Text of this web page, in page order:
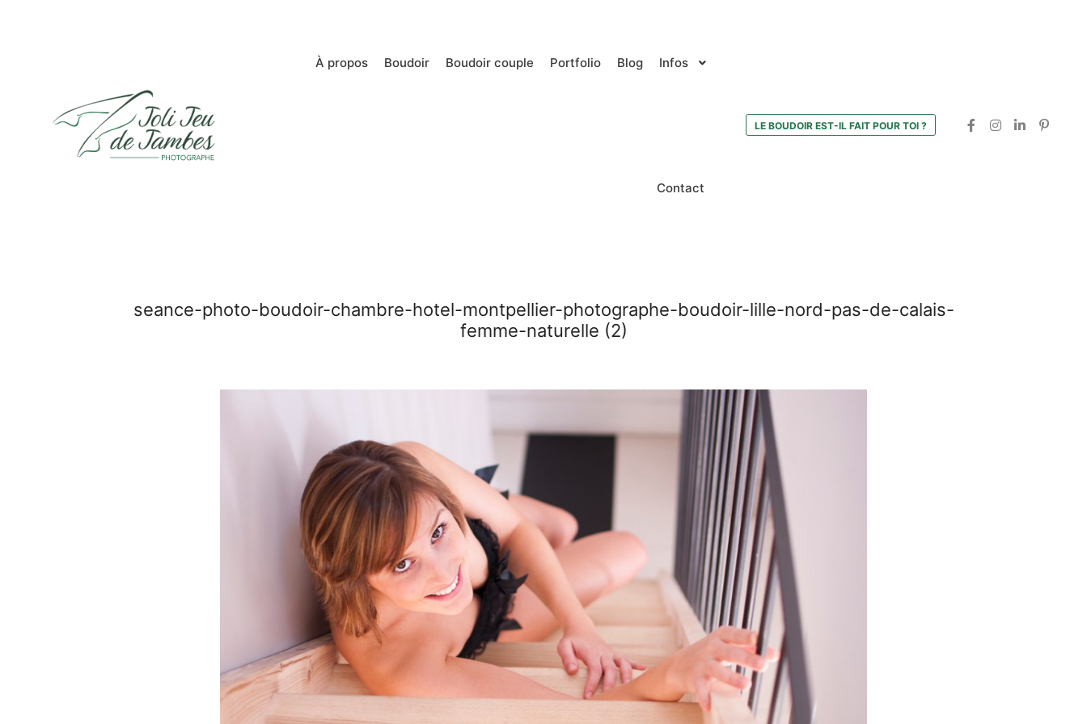
À propos Boudoir Boudoir couple Portfolio Blog Infos
Contact
LE BOUDOIR EST-IL FAIT POUR TOI ?
seance-photo-boudoir-chambre-hotel-montpellier-photographe-boudoir-lille-nord-pas-de-calais-
femme-naturelle (2)